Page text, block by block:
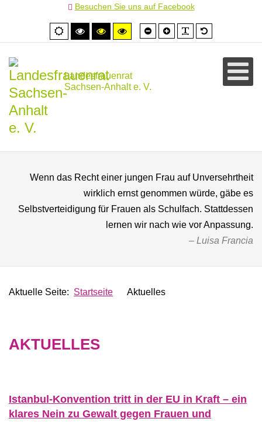
Besuchen Sie uns auf Facebook
Normale
Ansicht
Hoher
Kontrast
Hoher
Kontrast
Hoher
Kontrast
Schrift
kleiner
Schrift
größer
Landesfrauenrat
Sachsen-Anhalt e. V.
Wenn das Recht einer jungen Frau auf Unversehrtheit
wirklich ernst genommen würde, gäbe es
Selbstverteidigung für Frauen als Schulfach. Stattdessen
lernen wir nach wie vor Anpassung.
Luisa Francia
Aktuelle Seite: Startseite Aktuelles
AKTUELLES
Istanbul-Konvention tritt in der EU in Kraft – ein
klares Nein zu Gewalt gegen Frauen und